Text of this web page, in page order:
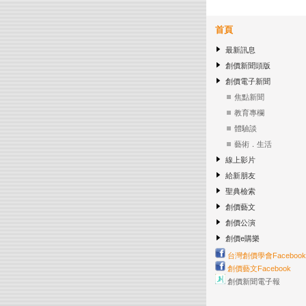
首頁
最新訊息
創價新聞頭版
創價電子新聞
焦點新聞
教育專欄
體驗談
藝術．生活
線上影片
給新朋友
聖典檢索
創價藝文
創價公演
創價e購樂
台灣創價學會Facebook
創價藝文Facebook
創價新聞電子報